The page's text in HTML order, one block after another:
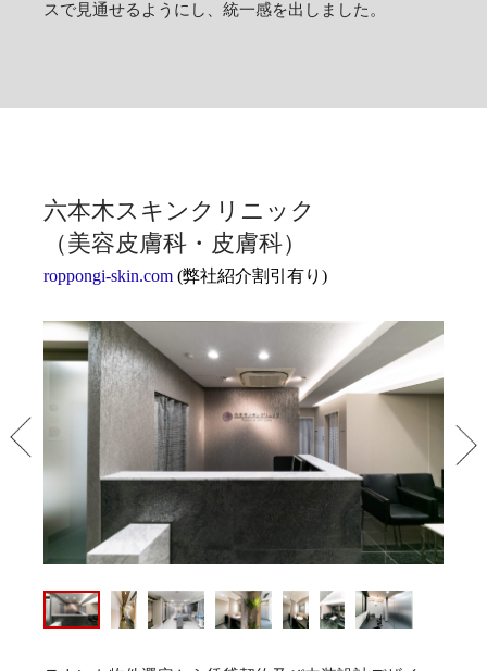
スで見通せるようにし、統一感を出しました。
六本木スキンクリニック
（美容皮膚科・皮膚科）
roppongi-skin.com (弊社紹介割引有り)
PREV